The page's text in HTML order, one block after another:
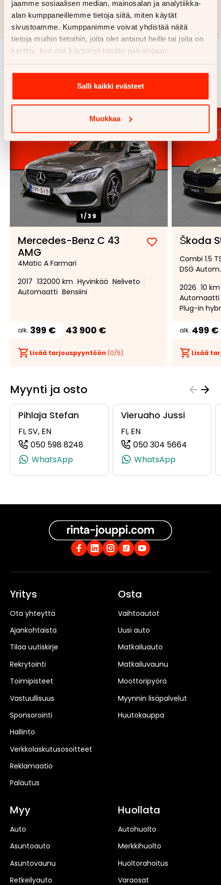
jaamme sosiaalisen median, mainosalan ja analytiikka-
alan kumppaneillemme tietoja siitä, miten käytät
sivustoamme. Kumppanimme voivat yhdistää näitä
tietoja muihin tietoihin, joita olet antanut heille tai joita on
kerätty, kun olet käyttänyt heidän palvelujaan.
Salli kaikki evästeet
Muokkaa
Rahoituslaskelma on suuntaa antava ja edellyttää hyväksytyn
luottopäätöksen ja kaskovakuutuksen.
Samankaltaisia ajoneuvoja
1/39
Mercedes-Benz C 43
AMG
Lisää
suosikiksi
Poista
suosikeista
4Matic A Farmari
2017 132000 km Hyvinkää Neliveto
Automaatti Bensiini
alk. 399 € 43 900 €
Lisää tarjouspyyntöön (0/5)
Škoda
Combi 1.5
DSG Autom.
2026 10 km
Automaatti
Plug-in
alk. 499 €
Lisää
Myynti ja osto
Pihlaja Stefan
FI, SV, EN
050 598 8248
(+358505988248, 0505988248,
WhatsApp
Vieruaho Jussi
FI, EN
050 304 5664
WhatsApp
Yritys
Ota yhteyttä
Ajankohtaista
Tilaa uutiskirje
Rekrytointi
Toimipisteet
Vastuullisuus
Sponsorointi
Hallinto
Verkkolaskutusosoitteet
Reklamaatio
Palautus
Osta
Vaihtoautot
Uusi auto
Matkailuauto
Matkailuvaunu
Moottoripyörä
Myynnin lisäpalvelut
Huutokauppa
Myy
Auto
Asuntoauto
Asuntovaunu
Retkeilyauto
Huollata
Autohuolto
Merkkihuolto
Huoltorahoitus
Varaosat